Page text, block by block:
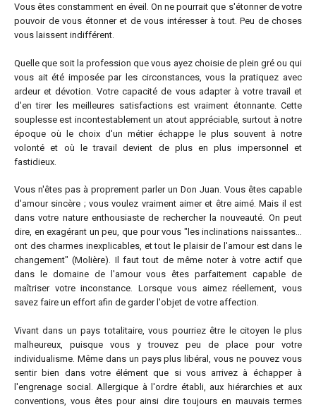
Vous êtes constamment en éveil. On ne pourrait que s'étonner de votre
pouvoir de vous étonner et de vous intéresser à tout. Peu de choses
vous laissent indifférent.
Quelle que soit la profession que vous ayez choisie de plein gré ou qui
vous ait été imposée par les circonstances, vous la pratiquez avec
ardeur et dévotion. Votre capacité de vous adapter à votre travail et
d'en tirer les meilleures satisfactions est vraiment étonnante. Cette
souplesse est incontestablement un atout appréciable, surtout à notre
époque où le choix d'un métier échappe le plus souvent à notre
volonté et où le travail devient de plus en plus impersonnel et
fastidieux.
Vous n'êtes pas à proprement parler un Don Juan. Vous êtes capable
d'amour sincère ; vous voulez vraiment aimer et être aimé. Mais il est
dans votre nature enthousiaste de rechercher la nouveauté. On peut
dire, en exagérant un peu, que pour vous "les inclinations naissantes...
ont des charmes inexplicables, et tout le plaisir de l'amour est dans le
changement" (Molière). Il faut tout de même noter à votre actif que
dans le domaine de l'amour vous êtes parfaitement capable de
maîtriser votre inconstance. Lorsque vous aimez réellement, vous
savez faire un effort afin de garder l'objet de votre affection.
Vivant dans un pays totalitaire, vous pourriez être le citoyen le plus
malheureux, puisque vous y trouvez peu de place pour votre
individualisme. Même dans un pays plus libéral, vous ne pouvez vous
sentir bien dans votre élément que si vous arrivez à échapper à
l'engrenage social. Allergique à l'ordre établi, aux hiérarchies et aux
conventions, vous êtes pour ainsi dire toujours en mauvais termes